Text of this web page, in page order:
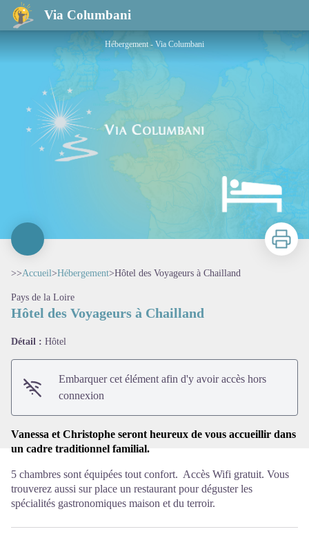
Via Columbani
Hôtel des Voyageurs à Chailland
Hébergement - Via Columbani
Imprimer
>>Accueil>Hébergement>Hôtel des Voyageurs à Chailland
Pays de la Loire
Hôtel des Voyageurs à Chailland
Détail : Hôtel
Embarquer cet élément afin d'y avoir accès hors
connexion
Vanessa et Christophe seront heureux de vous accueillir dans
un cadre traditionnel familial.
5 chambres sont équipées tout confort. Accès Wifi gratuit. Vous
trouverez aussi sur place un restaurant pour déguster les
spécialités gastronomiques maison et du terroir.